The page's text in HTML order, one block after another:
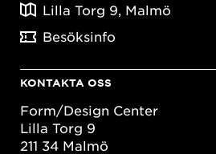
Lilla Torg 9, Malmö
Besöksinfo
KONTAKTA OSS
Form/Design Center
Lilla Torg 9
211 34 Malmö